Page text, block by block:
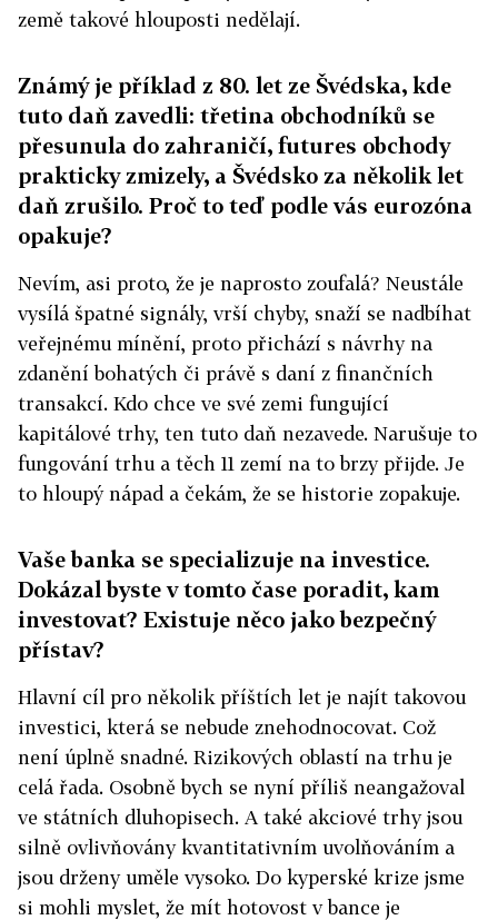
země takové hlouposti nedělají.
Známý je příklad z 80. let ze Švédska, kde
tuto daň zavedli: třetina obchodníků se
přesunula do zahraničí, futures obchody
prakticky zmizely, a Švédsko za několik let
daň zrušilo. Proč to teď podle vás eurozóna
opakuje?
Nevím, asi proto, že je naprosto zoufalá? Neustále
vysílá špatné signály, vrší chyby, snaží se nadbíhat
veřejnému mínění, proto přichází s návrhy na
zdanění bohatých či právě s daní z finančních
transakcí. Kdo chce ve své zemi fungující
kapitálové trhy, ten tuto daň nezavede. Narušuje to
fungování trhu a těch 11 zemí na to brzy přijde. Je
to hloupý nápad a čekám, že se historie zopakuje.
Vaše banka se specializuje na investice.
Dokázal byste v tomto čase poradit, kam
investovat? Existuje něco jako bezpečný
přístav?
Hlavní cíl pro několik příštích let je najít takovou
investici, která se nebude znehodnocovat. Což
není úplně snadné. Rizikových oblastí na trhu je
celá řada. Osobně bych se nyní příliš neangažoval
ve státních dluhopisech. A také akciové trhy jsou
silně ovlivňovány kvantitativním uvolňováním a
jsou drženy uměle vysoko. Do kyperské krize jsme
si mohli myslet, že mít hotovost v bance je